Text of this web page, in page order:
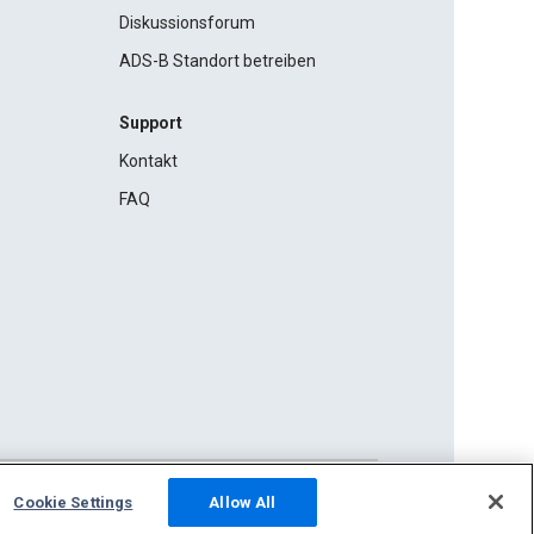
Diskussionsforum
ADS-B Standort betreiben
Support
Kontakt
FAQ
Cookie Settings Allow All